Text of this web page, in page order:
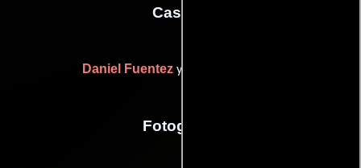
Casting
Daniel Fuentez y
Fotografia